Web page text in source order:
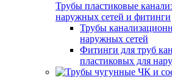
Трубы пластиковые
наружных сетей и фитинги
Трубы
наружных сетей
Фитинги для труб
пластиковых для